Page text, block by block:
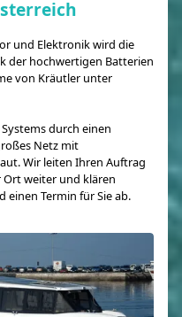
und Elektronik wird die
der hochwertigen Batterien
von Kräutler unter
durch einen
Netz mit
Wir leiten Ihren Auftrag
weiter und klären
einen Termin für Sie ab.